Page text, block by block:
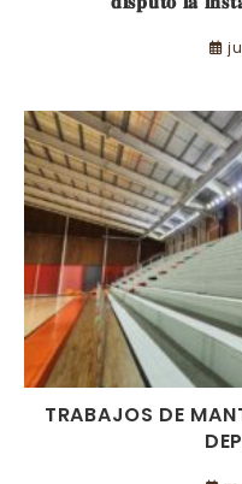
TRABAJOS DE